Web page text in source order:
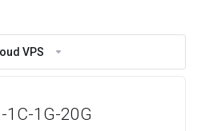
VPS
1C-1G-20G